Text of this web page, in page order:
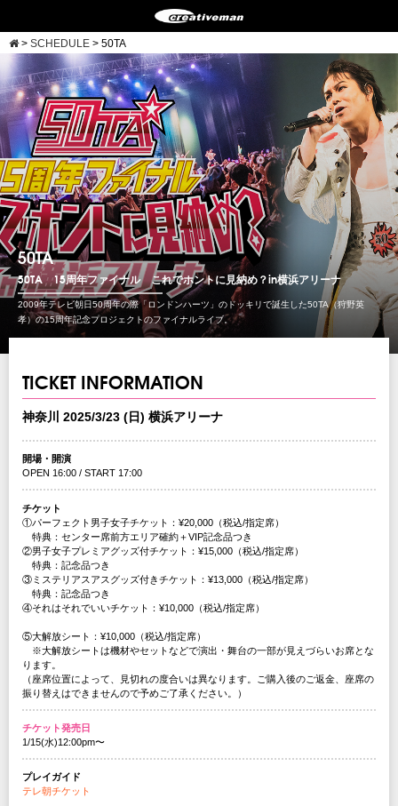
> SCHEDULE > 50TA
50TA
50TA 15周年ファイナル これでホントに見納め？in横浜アリーナ
2009年テレビ朝日50周年の際「ロンドンハーツ」のドッキリで誕生した50TA（狩野英
孝）の15周年記念プロジェクトのファイナルライブ。
TICKET INFORMATION
神奈川 2025/3/23 (日) 横浜アリーナ
開場・開演
OPEN 16:00 / START 17:00
チケット
①パーフェクト男子女子チケット：¥20,000（税込/指定席）
特典：センター席前方エリア確約＋VIP記念品つき
②男子女子プレミアグッズ付チケット：¥15,000（税込/指定席）
特典：記念品つき
③ミステリアスアスグッズ付きチケット：¥13,000（税込/指定席）
特典：記念品つき
④それはそれでいいチケット：¥10,000（税込/指定席）
⑤大解放シート：¥10,000（税込/指定席）
※大解放シートは機材やセットなどで演出・舞台の一部が見えづらいお席とな
ります。
（座席位置によって、見切れの度合いは異なります。ご購入後のご返金、座席の
振り替えはできませんので予めご了承ください。）
チケット発売日
1/15(水)12:00pm〜
プレイガイド
テレ朝チケット